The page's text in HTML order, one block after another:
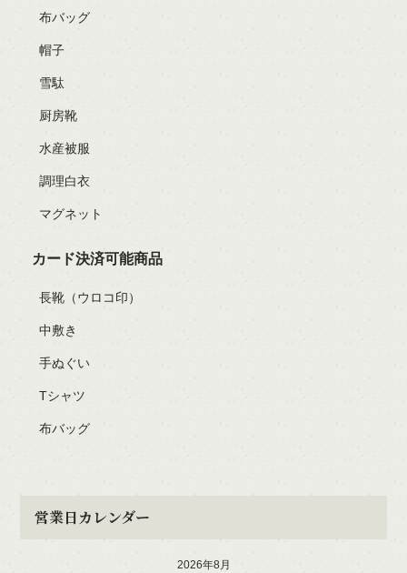
布バッグ
帽子
雪駄
厨房靴
水産被服
調理白衣
マグネット
カード決済可能商品
長靴（ウロコ印）
中敷き
手ぬぐい
Tシャツ
布バッグ
営業日カレンダー
2026年8月